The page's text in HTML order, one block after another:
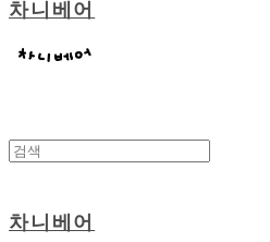
차니베어
차니베어